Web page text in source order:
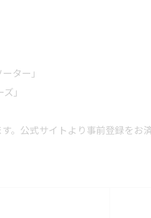
ター」
」
。公式サイトより事前登録をお